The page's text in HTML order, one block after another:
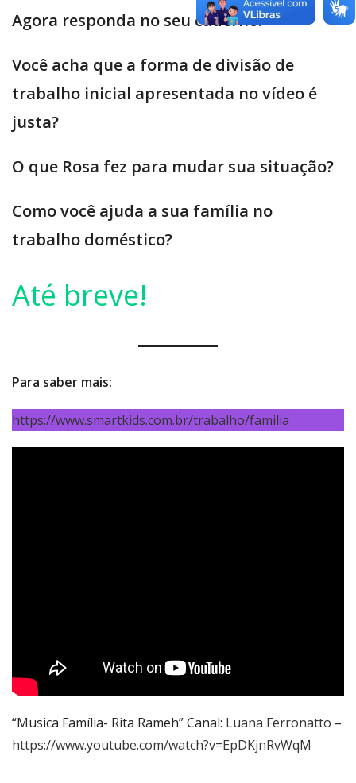
Agora responda no seu caderno:
Você acha que a forma de divisão de
trabalho inicial apresentada no vídeo é
justa?
O que Rosa fez para mudar sua situação?
Como você ajuda a sua família no
trabalho doméstico?
Até breve!
Para saber mais:
https://www.smartkids.com.br/trabalho/familia
“Musica Família- Rita Rameh” Canal: Luana Ferronatto –
https://www.youtube.com/watch?v=EpDKjnRvWqM